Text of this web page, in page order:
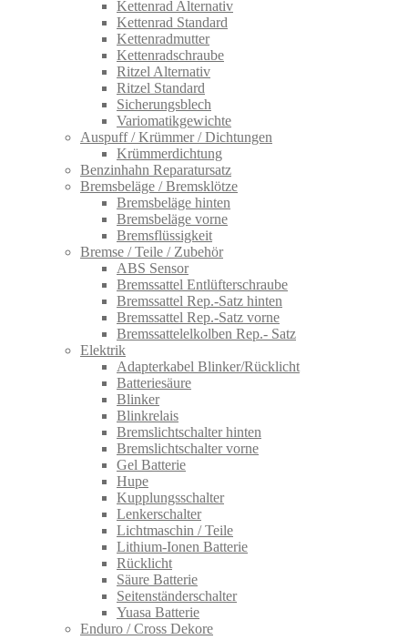
Kettenrad Alternativ
Kettenrad Standard
Kettenradmutter
Kettenradschraube
Ritzel Alternativ
Ritzel Standard
Sicherungsblech
Variomatikgewichte
Auspuff / Krümmer / Dichtungen
Krümmerdichtung
Benzinhahn Reparatursatz
Bremsbeläge / Bremsklötze
Bremsbeläge hinten
Bremsbeläge vorne
Bremsflüssigkeit
Bremse / Teile / Zubehör
ABS Sensor
Bremssattel Entlüfterschraube
Bremssattel Rep.-Satz hinten
Bremssattel Rep.-Satz vorne
Bremssattelelkolben Rep.- Satz
Elektrik
Adapterkabel Blinker/Rücklicht
Batteriesäure
Blinker
Blinkrelais
Bremslichtschalter hinten
Bremslichtschalter vorne
Gel Batterie
Hupe
Kupplungsschalter
Lenkerschalter
Lichtmaschin / Teile
Lithium-Ionen Batterie
Rücklicht
Säure Batterie
Seitenständerschalter
Yuasa Batterie
Enduro / Cross Dekore